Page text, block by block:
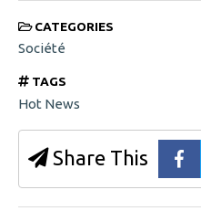
CATEGORIES
Société
TAGS
Hot News
Share This